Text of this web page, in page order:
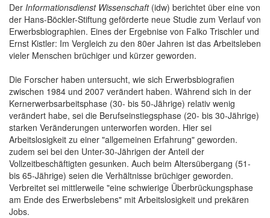
Der Informationsdienst Wissenschaft(idw) berichtet über eine von
der Hans-Böckler-Stiftung geförderte neue Studie zum Verlauf von
Erwerbsbiographien. Eines der Ergebnise von Falko Trischler und
Ernst Kistler: Im Vergleich zu den 80er Jahren ist das Arbeitsleben
vieler Menschen brüchiger und kürzer geworden.
Die Forscher haben untersucht, wie sich Erwerbsbiografien
zwischen 1984 und 2007 verändert haben. Während sich in der
Kernerwerbsarbeitsphase (30- bis 50-Jährige) relativ wenig
verändert habe, sei die Berufseinstiegsphase (20- bis 30-Jährige)
starken Veränderungen unterworfen worden. Hier sei
Arbeitslosigkeit zu einer "allgemeinen Erfahrung" geworden.
zudem sei bei den Unter-30-Jährigen der Anteil der
Vollzeitbeschäftigten gesunken. Auch beim Altersübergang (51-
bis 65-Jährige) seien die Verhältnisse brüchiger geworden.
Verbreitet sei mittlerweile "eine schwierige Überbrückungsphase
am Ende des Erwerbslebens" mit Arbeitslosigkeit und prekären
Jobs.